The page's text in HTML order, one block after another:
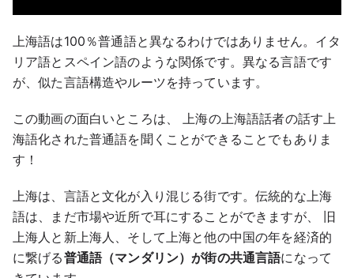
上海語は100％普通語と異なるわけではありません。イタ
リア語とスペイン語のような関係です。異なる言語です
が、似た言語構造やルーツを持っています。
この動画の面白いところは、 上海の上海語話者の話す上
海語化された普通語を聞くことができることでもありま
す！
上海は、言語と文化が入り混じる街です。伝統的な上海
語は、まだ市場や近所で耳にすることができますが、 旧
上海人と新上海人、そして上海と他の中国の年を経済的
に繋げる普通語（マンダリン）が街の共通言語になって